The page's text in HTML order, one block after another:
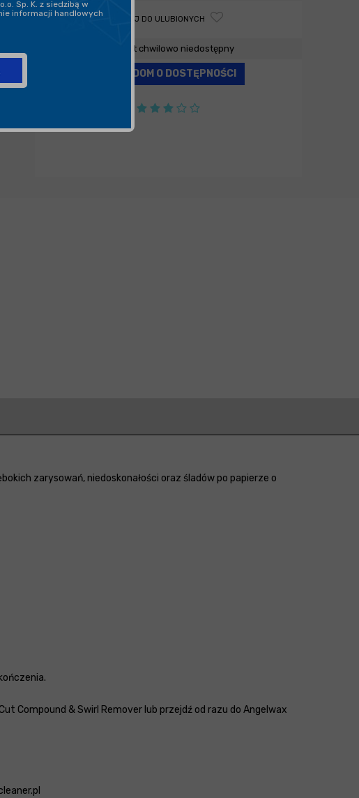
DODAJ DO ULUBIONYCH
Produkt chwilowo niedostępny
POWIADOM O DOSTĘPNOŚCI
zarysowań, niedoskonałości oraz śladów po papierze o
Compound & Swirl Remover lub przejdź od razu do Angelwax
Sp. K. z siedzibą w
informacji handlowych